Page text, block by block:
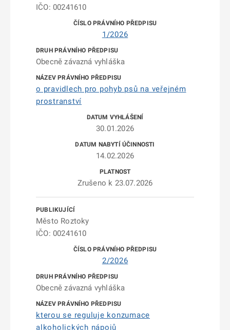
IČO: 00241610
1/2026
Obecně závazná vyhláška
o pravidlech pro pohyb psů na veřejném
prostranství
30.01.2026
14.02.2026
Zrušeno k 23.07.2026
Město Roztoky
IČO: 00241610
2/2026
Obecně závazná vyhláška
kterou se reguluje konzumace
alkoholických nápojů